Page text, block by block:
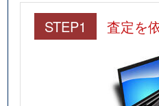
STEP1 査定を